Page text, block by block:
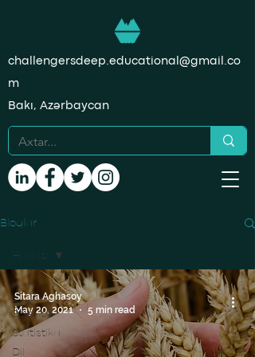
challengersdeep.educational@gmail.co
m
Bakı, Azərbaycan
Bloqlar
Hamısı
Data
Science
Statistika
Dil
Hamısı
Sitara Aghasoy
May 20, 2021
5 min read